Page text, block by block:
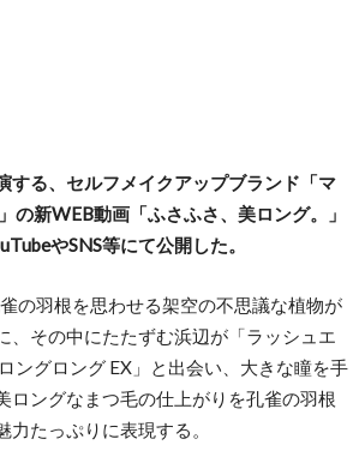
する、セルフメイクアップブランド「マ
の新WEB動画「ふさふさ、美ロング。」
やSNS等にて公開した。
の羽根を思わせる架空の不思議な植物が
、その中にたたずむ浜辺が「ラッシュエ
ングロング EX」と出会い、大きな瞳を手
ロングなまつ毛の仕上がりを孔雀の羽根
たっぷりに表現する。